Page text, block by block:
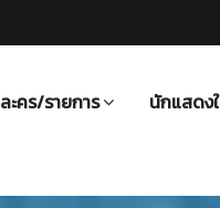
ละคร/รายการ นักแสดง